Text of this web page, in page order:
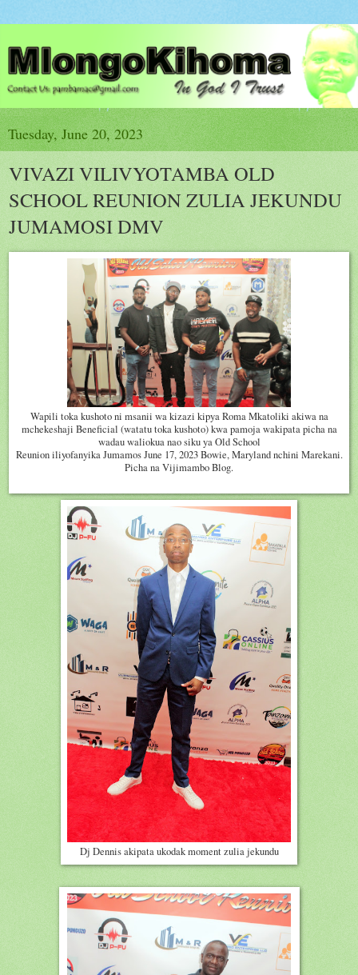
Tuesday, June 20, 2023
VIVAZI VILIVYOTAMBA OLD
SCHOOL REUNION ZULIA JEKUNDU
JUMAMOSI DMV
Wapili toka kushoto ni msanii wa kizazi kipya Roma Mkatoliki akiwa na
mchekeshaji Beneficial (watatu toka kushoto) kwa pamoja wakipata picha na
wadau waliokua nao siku ya Old School
Reunion iliyofanyika Jumamos June 17, 2023 Bowie, Maryland nchini Marekani.
Picha na Vijimambo Blog.
Dj Dennis akipata ukodak moment zulia jekundu